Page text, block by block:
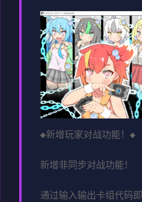
◆新增玩家对战功能！◆
新增非同步对战功能！
通过输入输出卡组代码